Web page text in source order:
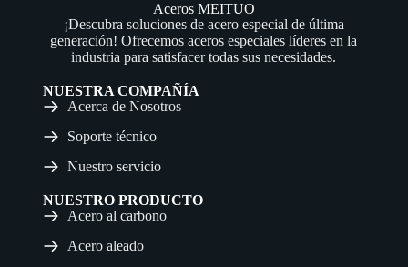
Aceros MEITUO
¡Descubra soluciones de acero especial de última
generación! Ofrecemos aceros especiales líderes en la
industria para satisfacer todas sus necesidades.
NUESTRA COMPAÑÍA
Acerca de Nosotros
Soporte técnico
Nuestro servicio
NUESTRO PRODUCTO
Acero al carbono
Acero aleado